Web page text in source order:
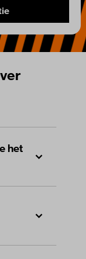
het